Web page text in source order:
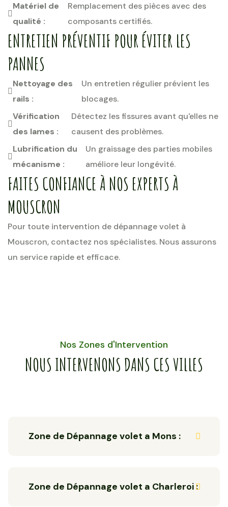
Matériel de
qualité :
Remplacement des pièces avec des
composants certifiés.
ENTRETIEN PRÉVENTIF POUR ÉVITER LES
PANNES
Nettoyage des
rails :
Un entretien régulier prévient les
blocages.
Vérification
des lames :
Détectez les fissures avant qu'elles ne
causent des problèmes.
Lubrification du
mécanisme :
Un graissage des parties mobiles
améliore leur longévité.
FAITES CONFIANCE À NOS EXPERTS À
MOUSCRON
Pour toute intervention de dépannage volet à
Mouscron, contactez nos spécialistes. Nous assurons
un service rapide et efficace.
Nos Zones d'Intervention
NOUS INTERVENONS DANS CES VILLES
Zone de Dépannage volet a Mons :
Zone de Dépannage volet a Charleroi :